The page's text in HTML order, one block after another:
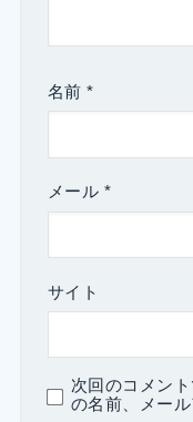
名前*
メール *
サイト
次回のコメン
の名前、メー